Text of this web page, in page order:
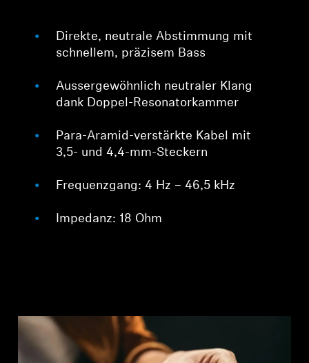
Direkte, neutrale Abstimmung mit
schnellem, präzisem Bass
Aussergewöhnlich neutraler Klang
dank Doppel-Resonatorkammer
Para-Aramid-verstärkte Kabel mit
3,5- und 4,4-mm-Steckern
Frequenzgang: 4 Hz – 46,5 kHz
Impedanz: 18 Ohm